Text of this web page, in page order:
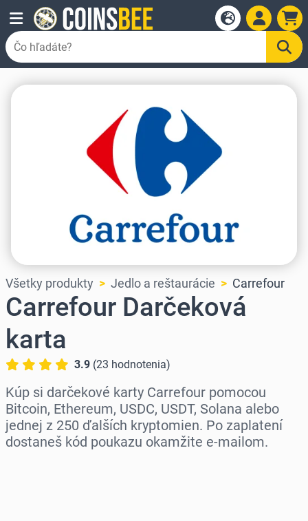
Všetky produkty Jedlo a reštaurácie Carrefour
Carrefour Darčeková
karta
3.9 (23 hodnotenia)
Kúp si darčekové karty Carrefour pomocou
Bitcoin, Ethereum, USDC, USDT, Solana alebo
jednej z 250 ďalších kryptomien. Po zaplatení
dostaneš kód poukazu okamžite e-mailom.